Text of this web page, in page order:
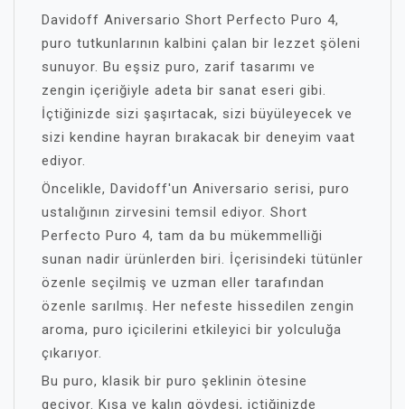
Davidoff Aniversario Short Perfecto Puro 4,
puro tutkunlarının kalbini çalan bir lezzet şöleni
sunuyor. Bu eşsiz puro, zarif tasarımı ve
zengin içeriğiyle adeta bir sanat eseri gibi.
İçtiğinizde sizi şaşırtacak, sizi büyüleyecek ve
sizi kendine hayran bırakacak bir deneyim vaat
ediyor.
Öncelikle, Davidoff'un Aniversario serisi, puro
ustalığının zirvesini temsil ediyor. Short
Perfecto Puro 4, tam da bu mükemmelliği
sunan nadir ürünlerden biri. İçerisindeki tütünler
özenle seçilmiş ve uzman eller tarafından
özenle sarılmış. Her nefeste hissedilen zengin
aroma, puro içicilerini etkileyici bir yolculuğa
çıkarıyor.
Bu puro, klasik bir puro şeklinin ötesine
geçiyor. Kısa ve kalın gövdesi, içtiğinizde